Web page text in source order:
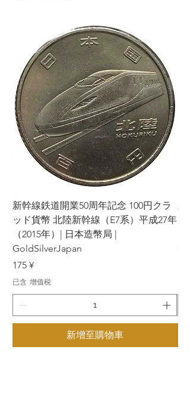
新幹線鉄道開業50周年記念 100円クラ
ッド貨幣 北陸新幹線（E7系）平成27年
（2015年）| 日本造幣局 |
GoldSilverJapan
價格
175 ¥
已含 增值税
新增至購物車